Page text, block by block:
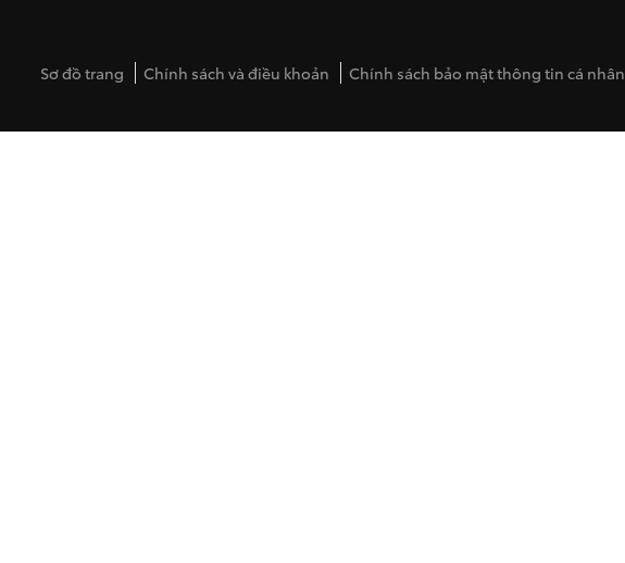
Sơ đồ trang Chính sách và điều khoản Chính sách bảo mật thông tin cá nhân